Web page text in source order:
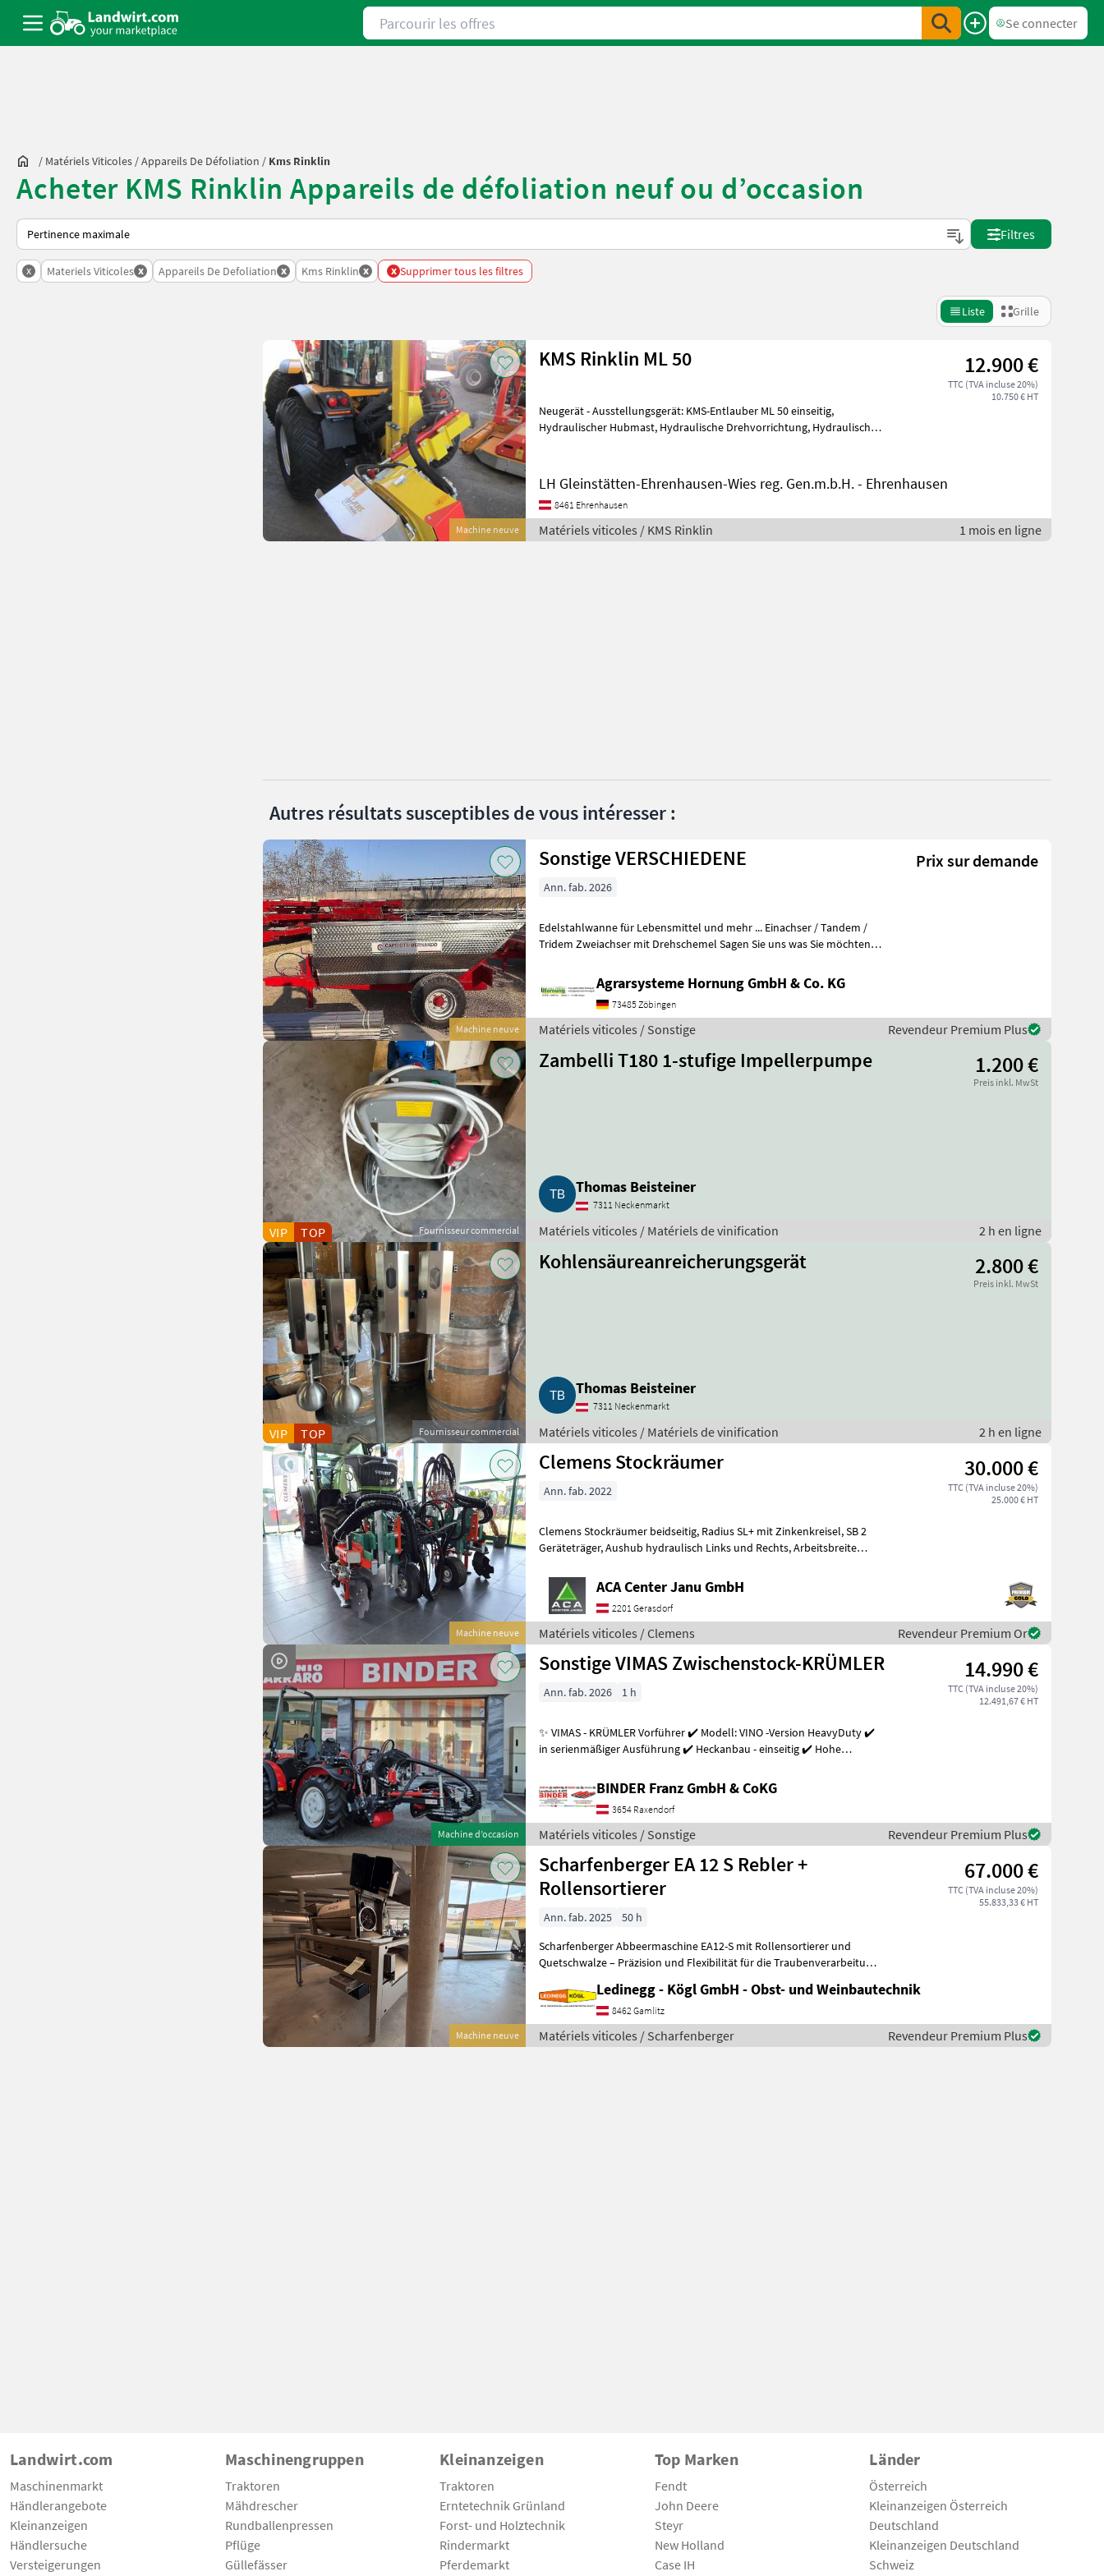
Parcourir les offres
Se connecter
/ Matériels Viticoles /Appareils De Défoliation / Kms Rinklin
Acheter KMS Rinklin Appareils de défoliation neuf ou d’occasion
Voici comment les annonces sont triées sur Landwirt.com
Filtres
x Materiels Viticoles x Appareils De Defoliation x Kms Rinklin x x Supprimer tous les filtres
Liste Grille
Machine neuve
KMS Rinklin ML 50 12.900 €
TTC (TVA incluse 20%)
10.750 € HT
Neugerät - Ausstellungsgerät: KMS-Entlauber ML 50 einseitig,
Hydraulischer Hubmast, Hydraulische Drehvorrichtung, Hydraulischer
LH Gleinstätten-Ehrenhausen-Wies reg. Gen.m.b.H. - Ehrenhausen
8461 Ehrenhausen
Matériels viticoles / KMS Rinklin 1 mois en ligne
Autres résultats susceptibles de vous intéresser :
Machine neuve
Sonstige VERSCHIEDENE Prix sur demande
Ann. fab. 2026
Edelstahlwanne für Lebensmittel und mehr ... Einachser / Tandem /
Tridem Zweiachser mit Drehschemel Sagen Sie uns was Sie möchten
Agrarsysteme Hornung GmbH & Co. KG
73485 Zöbingen
Matériels viticoles / Sonstige Revendeur Premium Plus
Fournisseur commercial
VIP TOP
Zambelli T180 1-stufige Impellerpumpe 1.200 €
Preis inkl. MwSt
Thomas Beisteiner
7311 Neckenmarkt
Matériels viticoles / Matériels de vinification 2 h en ligne
Fournisseur commercial
VIP TOP
Kohlensäureanreicherungsgerät 2.800 €
Preis inkl. MwSt
Thomas Beisteiner
7311 Neckenmarkt
Matériels viticoles / Matériels de vinification 2 h en ligne
Machine neuve
Clemens Stockräumer 30.000 €
TTC (TVA incluse 20%)
25.000 € HT
Ann. fab. 2022
Clemens Stockräumer beidseitig, Radius SL+ mit Zinkenkreisel, SB 2
Geräteträger, Aushub hydraulisch Links und Rechts, Arbeitsbreite
ACA Center Janu GmbH
2201 Gerasdorf
Matériels viticoles / Clemens Revendeur Premium Or
Machine d’occasion
Sonstige VIMAS Zwischenstock-KRÜMLER 14.990 €
TTC (TVA incluse 20%)
12.491,67 € HT
Ann. fab. 2026 1 h
✨ VIMAS - KRÜMLER Vorführer ✔️ Modell: VINO -Version HeavyDuty ✔️
in serienmäßiger Ausführung ✔️ Heckanbau - einseitig ✔️ Hohe
BINDER Franz GmbH & CoKG
3654 Raxendorf
Matériels viticoles / Sonstige Revendeur Premium Plus
Machine neuve
Scharfenberger EA 12 S Rebler +
Rollensortierer
67.000 €
TTC (TVA incluse 20%)
55.833,33 € HT
Ann. fab. 2025
50 h
Scharfenberger Abbeermaschine EA12-S mit Rollensortierer und
Quetschwalze – Präzision und Flexibilität für die Traubenverarbeitung
Ledinegg - Kögl GmbH - Obst- und Weinbautechnik
8462 Gamlitz
Matériels viticoles / Scharfenberger Revendeur Premium Plus
Landwirt.com
Maschinenmarkt
Händlerangebote
Kleinanzeigen
Händlersuche
Versteigerungen
Maschinengruppen
Traktoren
Mähdrescher
Rundballenpressen
Pflüge
Güllefässer
Kleinanzeigen
Traktoren
Erntetechnik Grünland
Forst- und Holztechnik
Rindermarkt
Pferdemarkt
Top Marken
Fendt
John Deere
Steyr
New Holland
Case IH
Länder
Österreich
Kleinanzeigen Österreich
Deutschland
Kleinanzeigen Deutschland
Schweiz